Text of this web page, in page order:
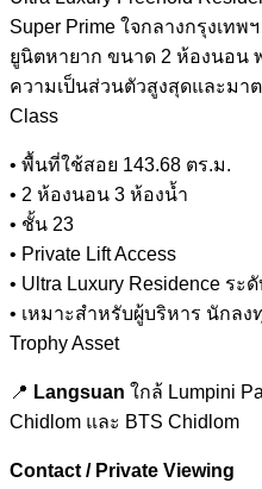
Super Prime ใจกลางกรุงเทพฯ
ยูนิตหายาก ขนาด 2 ห้องนอน
ความเป็นส่วนตัวสูงสุดและมา
Class
• พื้นที่ใช้สอย 143.68 ตร.ม.
• 2 ห้องนอน 3 ห้องน้ำ
• ชั้น 23
• Private Lift Access
• Ultra Luxury Residence ระดั
• เหมาะสำหรับผู้บริหาร นักล
Trophy Asset
📍 Langsuan ใกล้ Lumpini
Chidlom และ BTS Chidlom
Contact / Private Viewing